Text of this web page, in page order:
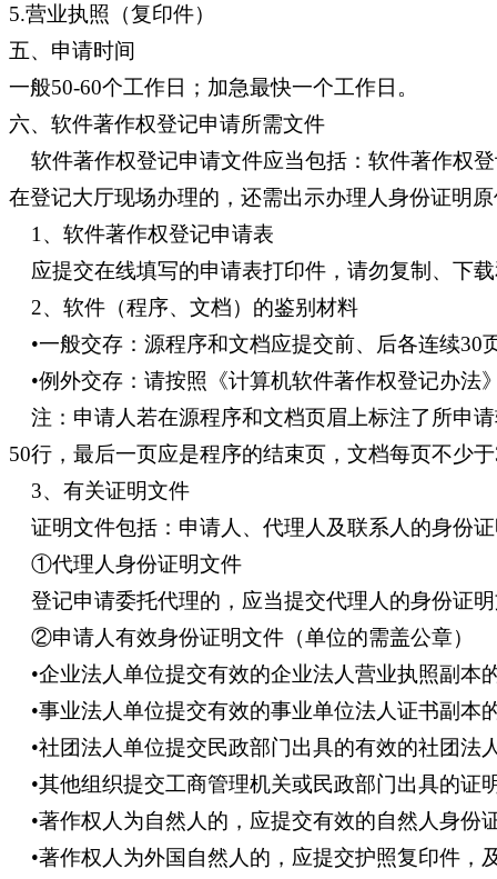
5.营业执照（复印件）
五、申请时间
一般50-60个工作日；加急最快一个工作日。
六、软件著作权登记申请所需文件
软件著作权登记申请文件应当包括：软件著作权
在登记大厅现场办理的，还需出示办理人身份证明
1、软件著作权登记申请表
应提交在线填写的申请表打印件，请勿复制、下
2、软件（程序、文档）的鉴别材料
•一般交存：源程序和文档应提交前、后各连续30
•例外交存：请按照《计算机软件著作权登记办法
注：申请人若在源程序和文档页眉上标注了所申
50行，最后一页应是程序的结束页，文档每页不少
3、有关证明文件
证明文件包括：申请人、代理人及联系人的身份
①代理人身份证明文件
登记申请委托代理的，应当提交代理人的身份证
②申请人有效身份证明文件（单位的需盖公章）
•企业法人单位提交有效的企业法人营业执照副本
•事业法人单位提交有效的事业单位法人证书副本
•社团法人单位提交民政部门出具的有效的社团法
•其他组织提交工商管理机关或民政部门出具的证
•著作权人为自然人的，应提交有效的自然人身份
•著作权人为外国自然人的，应提交护照复印件，